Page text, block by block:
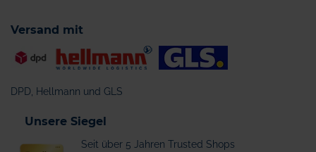
Versand mit
DPD, Hellmann und GLS
Unsere Siegel
Seit über 5 Jahren Trusted Shops